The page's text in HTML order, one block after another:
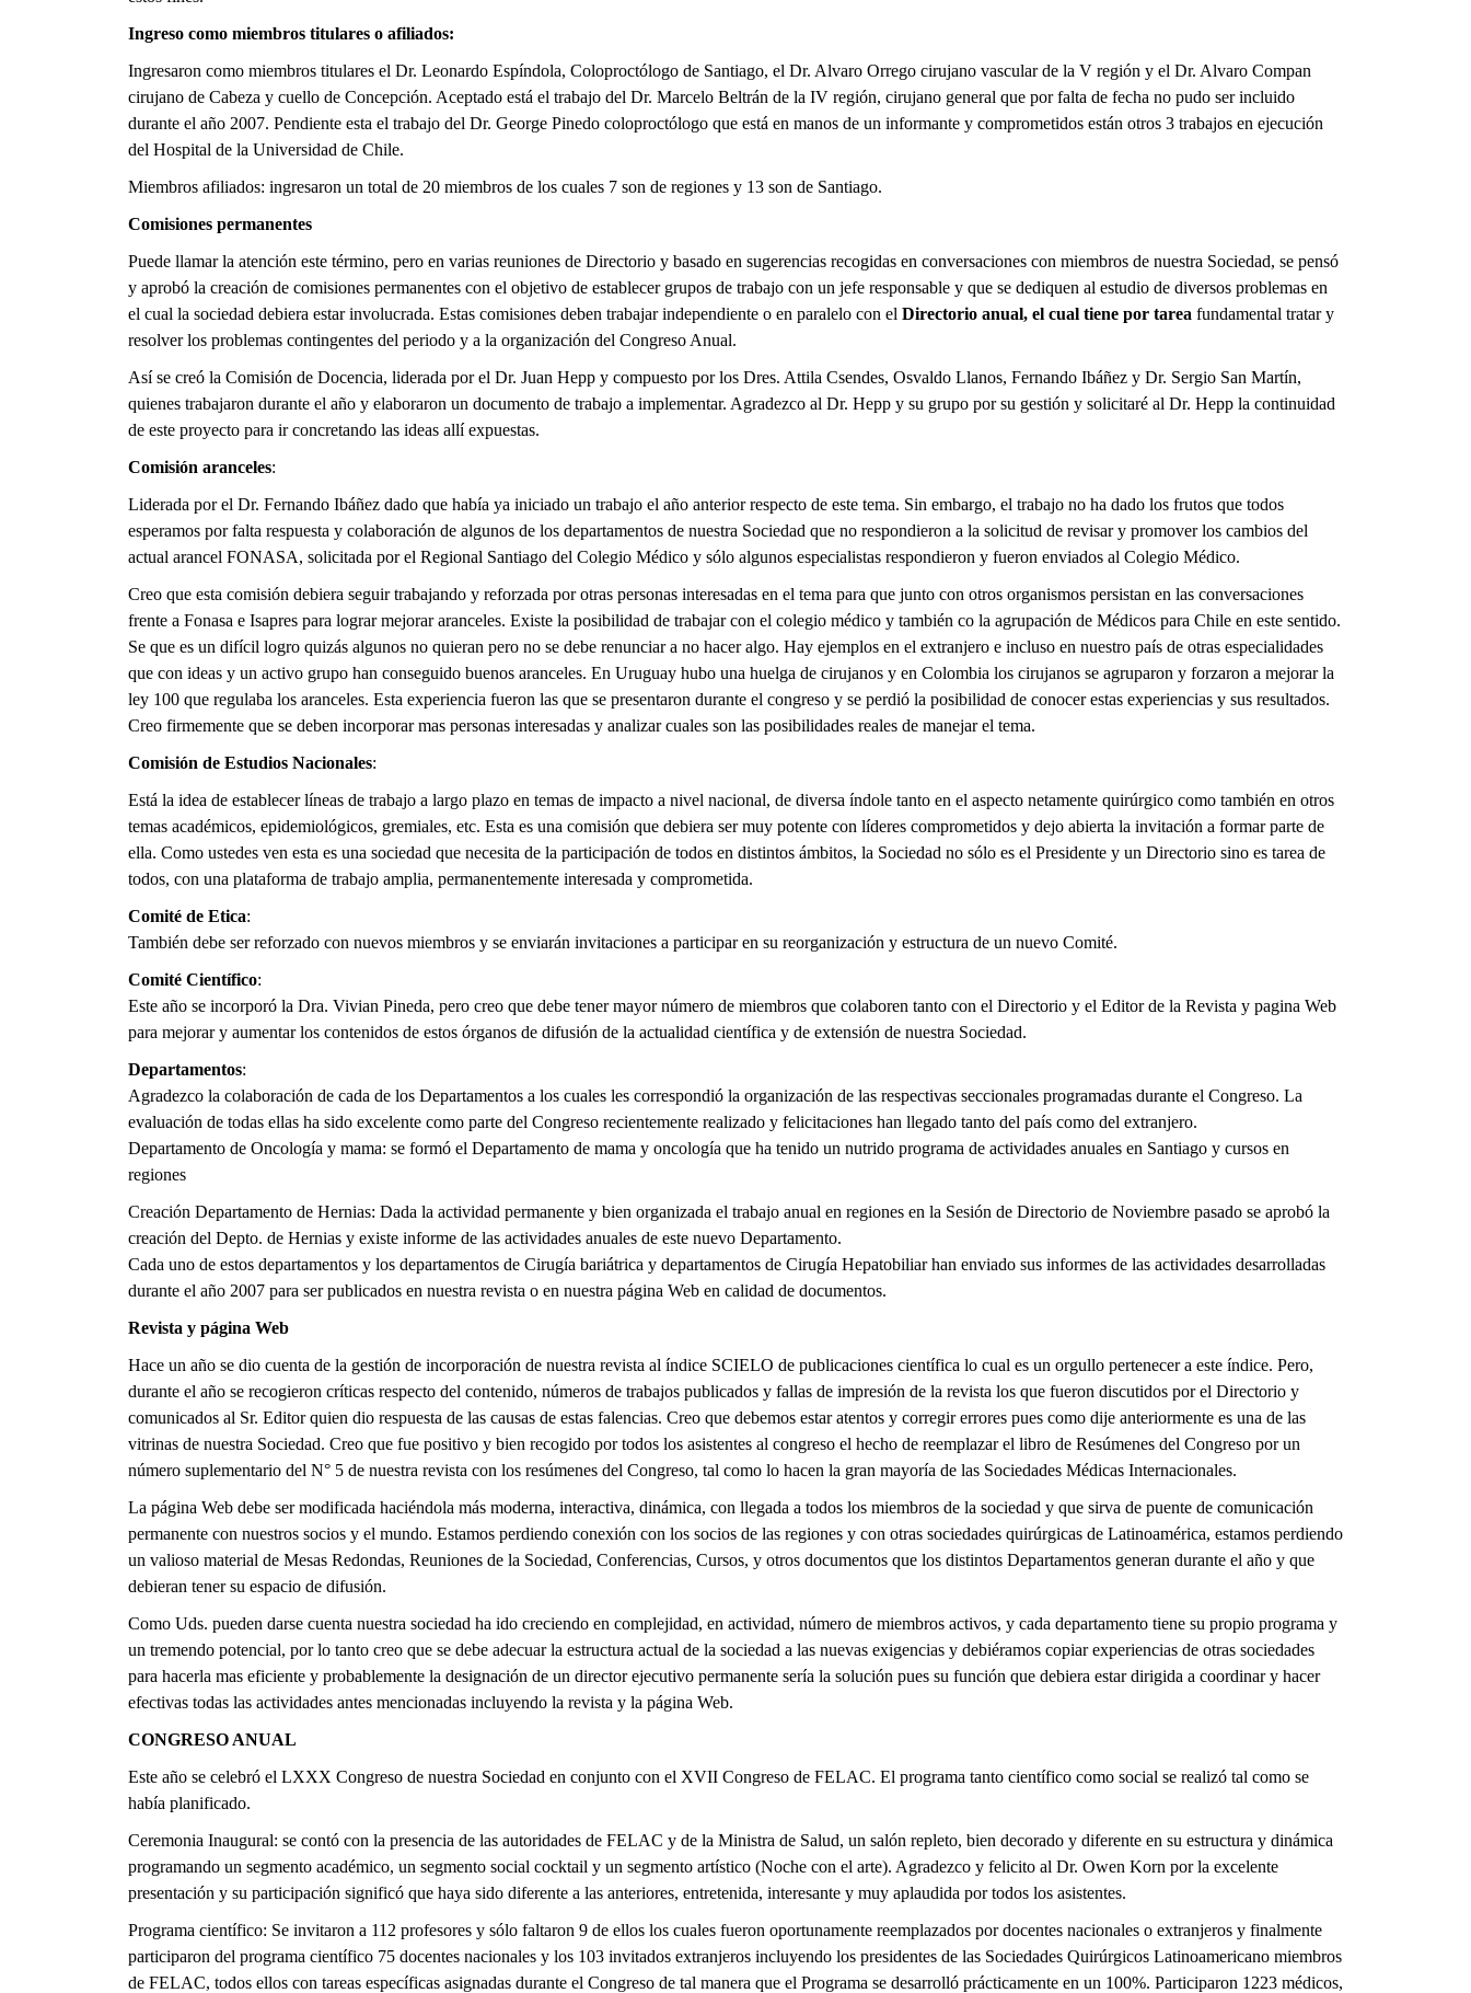
Ingreso como miembros titulares o afiliados:
Ingresaron como miembros titulares el Dr. Leonardo Espíndola, Coloproctólogo de Santiago, el Dr. Alvaro Orrego cirujano vascular de la V región y el Dr. Alvaro Compan
cirujano de Cabeza y cuello de Concepción. Aceptado está el trabajo del Dr. Marcelo Beltrán de la IV región, cirujano general que por falta de fecha no pudo ser incluido
durante el año 2007. Pendiente esta el trabajo del Dr. George Pinedo coloproctólogo que está en manos de un informante y comprometidos están otros 3 trabajos en ejecución
del Hospital de la Universidad de Chile.
Miembros afiliados: ingresaron un total de 20 miembros de los cuales 7 son de regiones y 13 son de Santiago.
Comisiones permanentes
Puede llamar la atención este término, pero en varias reuniones de Directorio y basado en sugerencias recogidas en conversaciones con miembros de nuestra Sociedad, se pensó
y aprobó la creación de comisiones permanentes con el objetivo de establecer grupos de trabajo con un jefe responsable y que se dediquen al estudio de diversos problemas en
el cual la sociedad debiera estar involucrada. Estas comisiones deben trabajar independiente o en paralelo con el Directorio anual, el cual tiene por tarea fundamental tratar y
resolver los problemas contingentes del periodo y a la organización del Congreso Anual.
Así se creó la Comisión de Docencia, liderada por el Dr. Juan Hepp y compuesto por los Dres. Attila Csendes, Osvaldo Llanos, Fernando Ibáñez y Dr. Sergio San Martín,
quienes trabajaron durante el año y elaboraron un documento de trabajo a implementar. Agradezco al Dr. Hepp y su grupo por su gestión y solicitaré al Dr. Hepp la continuidad
de este proyecto para ir concretando las ideas allí expuestas.
Comisión aranceles:
Liderada por el Dr. Fernando Ibáñez dado que había ya iniciado un trabajo el año anterior respecto de este tema. Sin embargo, el trabajo no ha dado los frutos que todos
esperamos por falta respuesta y colaboración de algunos de los departamentos de nuestra Sociedad que no respondieron a la solicitud de revisar y promover los cambios del
actual arancel FONASA, solicitada por el Regional Santiago del Colegio Médico y sólo algunos especialistas respondieron y fueron enviados al Colegio Médico.
Creo que esta comisión debiera seguir trabajando y reforzada por otras personas interesadas en el tema para que junto con otros organismos persistan en las conversaciones
frente a Fonasa e Isapres para lograr mejorar aranceles. Existe la posibilidad de trabajar con el colegio médico y también co la agrupación de Médicos para Chile en este sentido.
Se que es un difícil logro quizás algunos no quieran pero no se debe renunciar a no hacer algo. Hay ejemplos en el extranjero e incluso en nuestro país de otras especialidades
que con ideas y un activo grupo han conseguido buenos aranceles. En Uruguay hubo una huelga de cirujanos y en Colombia los cirujanos se agruparon y forzaron a mejorar la
ley 100 que regulaba los aranceles. Esta experiencia fueron las que se presentaron durante el congreso y se perdió la posibilidad de conocer estas experiencias y sus resultados.
Creo firmemente que se deben incorporar mas personas interesadas y analizar cuales son las posibilidades reales de manejar el tema.
Comisión de Estudios Nacionales:
Está la idea de establecer líneas de trabajo a largo plazo en temas de impacto a nivel nacional, de diversa índole tanto en el aspecto netamente quirúrgico como también en otros
temas académicos, epidemiológicos, gremiales, etc. Esta es una comisión que debiera ser muy potente con líderes comprometidos y dejo abierta la invitación a formar parte de
ella. Como ustedes ven esta es una sociedad que necesita de la participación de todos en distintos ámbitos, la Sociedad no sólo es el Presidente y un Directorio sino es tarea de
todos, con una plataforma de trabajo amplia, permanentemente interesada y comprometida.
Comité de Etica:
También debe ser reforzado con nuevos miembros y se enviarán invitaciones a participar en su reorganización y estructura de un nuevo Comité.
Comité Científico:
Este año se incorporó la Dra. Vivian Pineda, pero creo que debe tener mayor número de miembros que colaboren tanto con el Directorio y el Editor de la Revista y pagina Web
para mejorar y aumentar los contenidos de estos órganos de difusión de la actualidad científica y de extensión de nuestra Sociedad.
Departamentos:
Agradezco la colaboración de cada de los Departamentos a los cuales les correspondió la organización de las respectivas seccionales programadas durante el Congreso. La
evaluación de todas ellas ha sido excelente como parte del Congreso recientemente realizado y felicitaciones han llegado tanto del país como del extranjero.
Departamento de Oncología y mama: se formó el Departamento de mama y oncología que ha tenido un nutrido programa de actividades anuales en Santiago y cursos en
regiones
Creación Departamento de Hernias: Dada la actividad permanente y bien organizada el trabajo anual en regiones en la Sesión de Directorio de Noviembre pasado se aprobó la
creación del Depto. de Hernias y existe informe de las actividades anuales de este nuevo Departamento.
Cada uno de estos departamentos y los departamentos de Cirugía bariátrica y departamentos de Cirugía Hepatobiliar han enviado sus informes de las actividades desarrolladas
durante el año 2007 para ser publicados en nuestra revista o en nuestra página Web en calidad de documentos.
Revista y página Web
Hace un año se dio cuenta de la gestión de incorporación de nuestra revista al índice SCIELO de publicaciones científica lo cual es un orgullo pertenecer a este índice. Pero,
durante el año se recogieron críticas respecto del contenido, números de trabajos publicados y fallas de impresión de la revista los que fueron discutidos por el Directorio y
comunicados al Sr. Editor quien dio respuesta de las causas de estas falencias. Creo que debemos estar atentos y corregir errores pues como dije anteriormente es una de las
vitrinas de nuestra Sociedad. Creo que fue positivo y bien recogido por todos los asistentes al congreso el hecho de reemplazar el libro de Resúmenes del Congreso por un
número suplementario del N° 5 de nuestra revista con los resúmenes del Congreso, tal como lo hacen la gran mayoría de las Sociedades Médicas Internacionales.
La página Web debe ser modificada haciéndola más moderna, interactiva, dinámica, con llegada a todos los miembros de la sociedad y que sirva de puente de comunicación
permanente con nuestros socios y el mundo. Estamos perdiendo conexión con los socios de las regiones y con otras sociedades quirúrgicas de Latinoamérica, estamos perdiendo
un valioso material de Mesas Redondas, Reuniones de la Sociedad, Conferencias, Cursos, y otros documentos que los distintos Departamentos generan durante el año y que
debieran tener su espacio de difusión.
Como Uds. pueden darse cuenta nuestra sociedad ha ido creciendo en complejidad, en actividad, número de miembros activos, y cada departamento tiene su propio programa y
un tremendo potencial, por lo tanto creo que se debe adecuar la estructura actual de la sociedad a las nuevas exigencias y debiéramos copiar experiencias de otras sociedades
para hacerla mas eficiente y probablemente la designación de un director ejecutivo permanente sería la solución pues su función que debiera estar dirigida a coordinar y hacer
efectivas todas las actividades antes mencionadas incluyendo la revista y la página Web.
CONGRESO ANUAL
Este año se celebró el LXXX Congreso de nuestra Sociedad en conjunto con el XVII Congreso de FELAC. El programa tanto científico como social se realizó tal como se
había planificado.
Ceremonia Inaugural: se contó con la presencia de las autoridades de FELAC y de la Ministra de Salud, un salón repleto, bien decorado y diferente en su estructura y dinámica
programando un segmento académico, un segmento social cocktail y un segmento artístico (Noche con el arte). Agradezco y felicito al Dr. Owen Korn por la excelente
presentación y su participación significó que haya sido diferente a las anteriores, entretenida, interesante y muy aplaudida por todos los asistentes.
Programa científico: Se invitaron a 112 profesores y sólo faltaron 9 de ellos los cuales fueron oportunamente reemplazados por docentes nacionales o extranjeros y finalmente
participaron del programa científico 75 docentes nacionales y los 103 invitados extranjeros incluyendo los presidentes de las Sociedades Quirúrgicos Latinoamericano miembros
de FELAC, todos ellos con tareas específicas asignadas durante el Congreso de tal manera que el Programa se desarrolló prácticamente en un 100%. Participaron 1223 médicos,